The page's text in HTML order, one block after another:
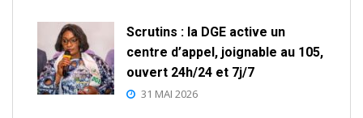
Scrutins : la DGE active un
centre d’appel, joignable au 105,
ouvert 24h/24 et 7j/7
31 MAI 2026